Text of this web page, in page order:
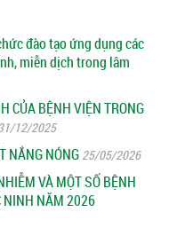
đào tạo ứng dụng các
miễn dịch trong lâm
CỦA BỆNH VIỆN TRONG
12/2025
NẮNG NÓNG 25/05/2026
VÀ MỘT SỐ BỆNH
NINH NĂM 2026